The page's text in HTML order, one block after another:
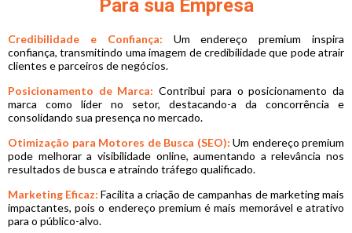
Para sua Empresa
Credibilidade e Confiança: Um endereço premium inspira
confiança, transmitindo uma imagem de credibilidade que pode atrair
clientes e parceiros de negócios.
Posicionamento de Marca: Contribui para o posicionamento da
marca como líder no setor, destacando-a da concorrência e
consolidando sua presença no mercado.
Otimização para Motores de Busca (SEO): Um endereço premium
pode melhorar a visibilidade online, aumentando a relevância nos
resultados de busca e atraindo tráfego qualificado.
Marketing Eficaz: Facilita a criação de campanhas de marketing mais
impactantes, pois o endereço premium é mais memorável e atrativo
para o público-alvo.